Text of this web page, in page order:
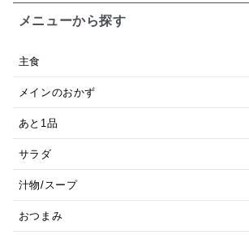
メニューから探す
主食
メインのおかず
あと1品
サラダ
汁物/スープ
おつまみ